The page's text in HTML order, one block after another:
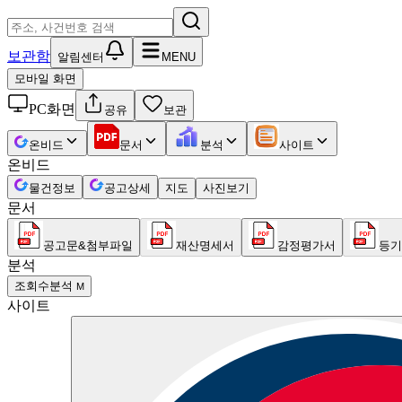
보관함 알림센터
MENU
모바일 화면
PC화면 공유 보관
온비드 문서 분석 사이트
온비드
물건정보 공고상세 지도 사진보기
문서
공고문&첨부파일 재산명세서 감정평가서 등
분석
조회수분석 M
사이트